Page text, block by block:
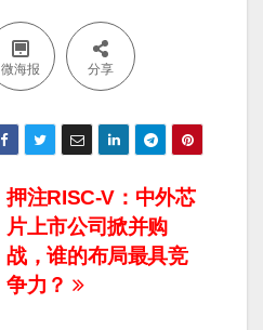
微海报 分享
押注RISC-V：中外芯
片上市公司掀并购
战，谁的布局最具竞
争力？